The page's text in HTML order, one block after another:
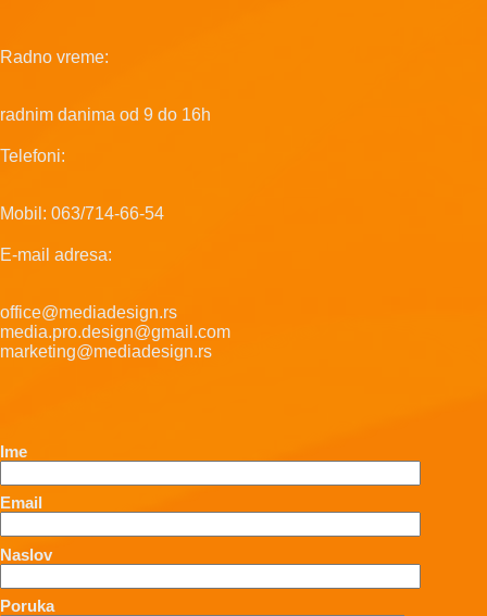
Radno vreme:
radnim danima od 9 do 16h
Telefoni:
Mobil: 063/714-66-54
E-mail adresa:
office@mediadesign.rs
media.pro.design@gmail.com
marketing@mediadesign.rs
Ime
Email
Naslov
Poruka